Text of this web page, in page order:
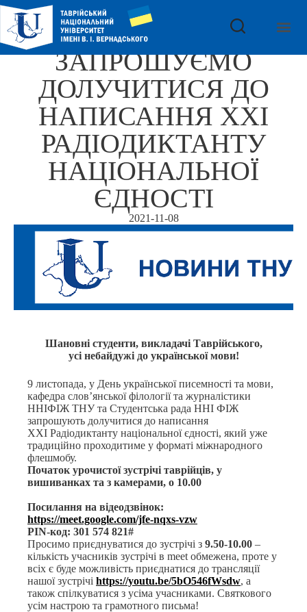
ЗАПРОШУЄМО
ДОЛУЧИТИСЯ ДО
НАПИСАННЯ XХI
РАДІОДИКТАНТУ
НАЦІОНАЛЬНОЇ
ЄДНОСТІ
2021-11-08
Шановні студенти, викладачі Таврійського,
усі небайдужі до української мови!
9 листопада, у День української писемності та мови,
кафедра слов’янської філології та журналістики
ННІФІЖ ТНУ та Студентська рада ННІ ФІЖ
запрошують долучитися до написання
XХI Радіодиктанту національної єдності, який уже
традиційно проходитиме у форматі міжнародного
флешмобу.
Початок урочистої зустрічі таврійців, у
вишиванках та з камерами, о 10.00
Посилання на відеодзвінок:
https://meet.google.com/jfe-nqxs-vzw
PIN-код: ‪301 574 821#
Просимо приєднуватися до зустрічі з 9.50-10.00 –
кількість учасників зустрічі в meet обмежена, проте у
всіх є буде можливість приєднатися до трансляції
нашої зустрічі https://youtu.be/5bO546fWsdw, а
також спілкуватися з усіма учасниками. Святкового
усім настрою та грамотного письма!